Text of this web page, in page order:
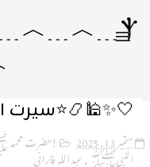
🤍✨🕌📿⭐️سیرت
ستمبر 13, 2025 !حضرت
النبیﷺ,عبداللہ فارانی